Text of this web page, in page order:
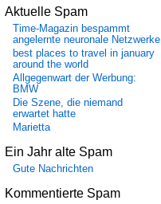
Aktuelle Spam
Time-Magazin bespammt
angelernte neuronale Netzwerke
best places to travel in january
around the world
Allgegenwart der Werbung:
BMW
Die Szene, die niemand
erwartet hatte
Marietta
Ein Jahr alte Spam
Gute Nachrichten
Kommentierte Spam